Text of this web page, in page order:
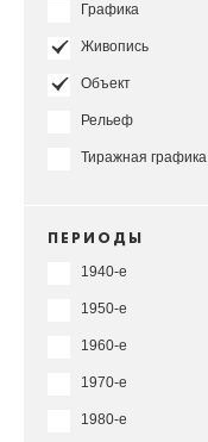
Графика
Живопись
Объект
Рельеф
Тиражная графика
ПЕРИОДЫ
1940-е
1950-е
1960-е
1970-е
1980-е